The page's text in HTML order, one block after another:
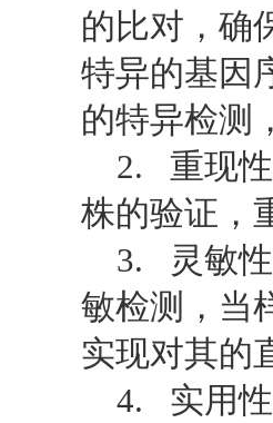
的比对，确
特异的基因
的特异检测
2. 重现性
株的验证，
3. 灵敏性
敏检测，当
实现对其的
4. 实用